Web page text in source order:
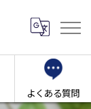
よくある質問